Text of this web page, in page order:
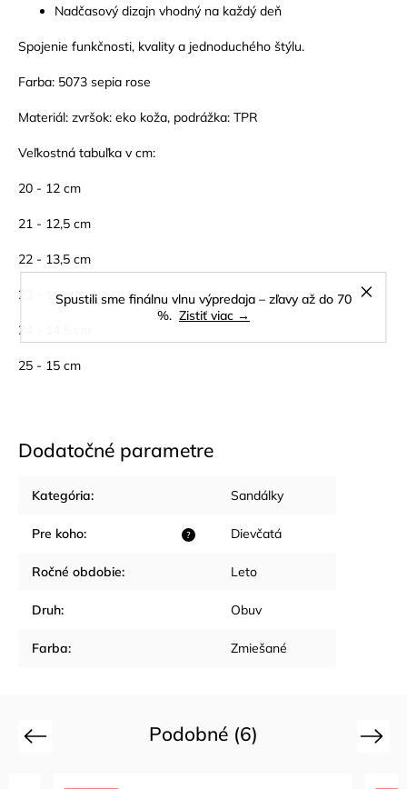
Spustili sme finálnu vlnu výpredaja – zľavy až do 70
%. Zistiť viac →
Nadčasový dizajn vhodný na každý deň
Spojenie funkčnosti, kvality a jednoduchého štýlu.
Farba: 5073 sepia rose
Materiál: zvršok: eko koža, podrážka: TPR
Veľkostná tabuľka v cm:
20 - 12 cm
21 - 12,5 cm
22 - 13,5 cm
23 - 14 cm
24 - 14,5 cm
25 - 15 cm
Dodatočné parametre
Kategória: Sandálky
?
Pre koho: Dievčatá
Ročné obdobie: Leto
Druh: Obuv
Farba: Zmiešané
Podobné (6)
Previous Next